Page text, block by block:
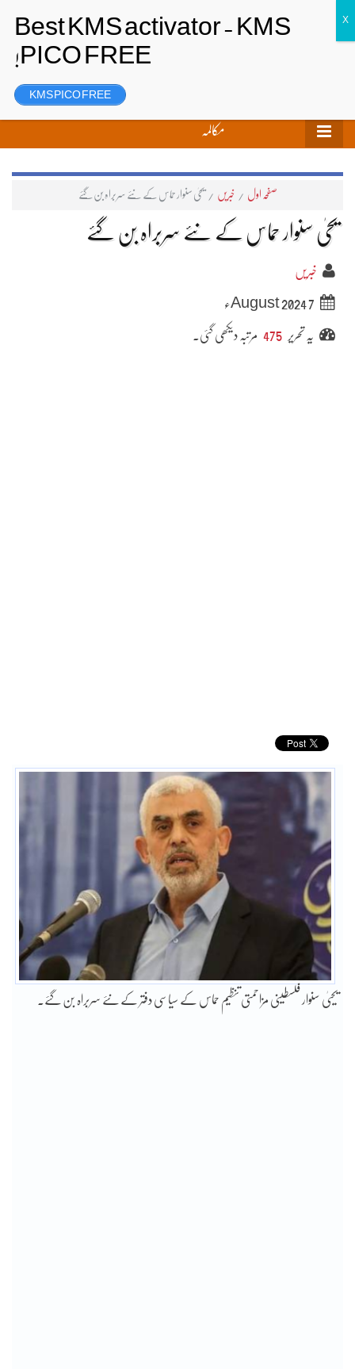
رجسٹر
مکالمہ
صفحہ اول / خبریں / یحیٰ سنوار حماس کے نئے سربراہ بن گئے
یحیٰ سنوار حماس کے نئے سربراہ بن گئے
خبریں
7 August 2024ء
یہ تحریر 475 مرتبہ دیکھی گئی۔
یحییٰ سنوار فلسطینی مزاحمتی تنظیم حماس کے سیاسی دفتر کے نئے سربراہ بن گئے۔
KMS PICO FREE